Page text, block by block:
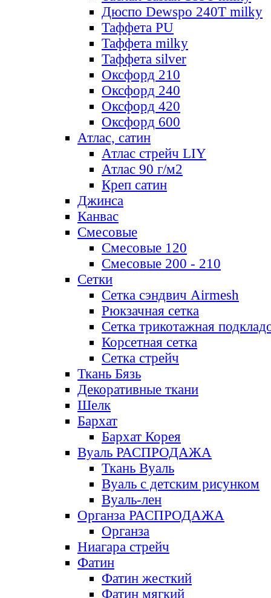
Дюспо Dewspo 240T milky
Таффета PU
Таффета milky
Таффета silver
Оксфорд 210
Оксфорд 240
Оксфорд 420
Оксфорд 600
Атлас, сатин
Атлас стрейч LIY
Атлас 90 г/м2
Креп сатин
Джинса
Канвас
Смесовые
Смесовые 120
Смесовые 200 - 210
Сетки
Сетка сэндвич Airmesh
Рюкзачная сетка
Сетка трикотажная
Корсетная сетка
Сетка стрейч
Ткань Бязь
Декоративные ткани
Шелк
Бархат
Бархат Корея
Вуаль РАСПРОДАЖА
Ткань Вуаль
Вуаль с детским рисунком
Вуаль-лен
Органза РАСПРОДАЖА
Органза
Ниагара стрейч
Фатин
Фатин жесткий
Фатин мягкий